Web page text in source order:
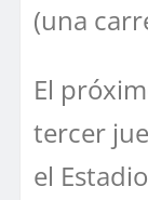
(una
El
tercer
el